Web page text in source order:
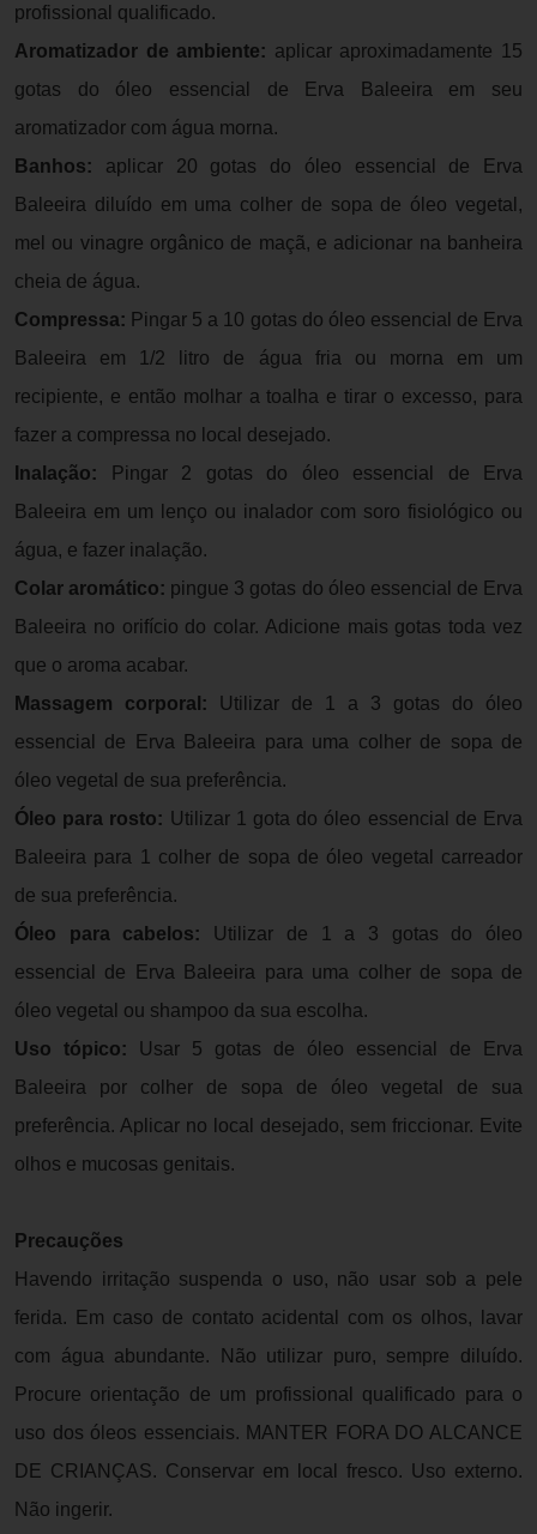
profissional qualificado.
Aromatizador de ambiente: aplicar aproximadamente 15
gotas do óleo essencial de Erva Baleeira em seu
aromatizador com água morna.
Banhos: aplicar 20 gotas do óleo essencial de Erva
Baleeira diluído em uma colher de sopa de óleo vegetal,
mel ou vinagre orgânico de maçã, e adicionar na banheira
cheia de água.
Compressa: Pingar 5 a 10 gotas do óleo essencial de Erva
Baleeira em 1/2 litro de água fria ou morna em um
recipiente, e então molhar a toalha e tirar o excesso, para
fazer a compressa no local desejado.
Inalação: Pingar 2 gotas do óleo essencial de Erva
Baleeira em um lenço ou inalador com soro fisiológico ou
água, e fazer inalação.
Colar aromático: pingue 3 gotas do óleo essencial de Erva
Baleeira no orifício do colar. Adicione mais gotas toda vez
que o aroma acabar.
Massagem corporal: Utilizar de 1 a 3 gotas do óleo
essencial de Erva Baleeira para uma colher de sopa de
óleo vegetal de sua preferência.
Óleo para rosto: Utilizar 1 gota do óleo essencial de Erva
Baleeira para 1 colher de sopa de óleo vegetal carreador
de sua preferência.
Óleo para cabelos: Utilizar de 1 a 3 gotas do óleo
essencial de Erva Baleeira para uma colher de sopa de
óleo vegetal ou shampoo da sua escolha.
Uso tópico: Usar 5 gotas de óleo essencial de Erva
Baleeira por colher de sopa de óleo vegetal de sua
preferência. Aplicar no local desejado, sem friccionar. Evite
olhos e mucosas genitais.
Precauções
Havendo irritação suspenda o uso, não usar sob a pele
ferida. Em caso de contato acidental com os olhos, lavar
com água abundante. Não utilizar puro, sempre diluído.
Procure orientação de um profissional qualificado para o
uso dos óleos essenciais. MANTER FORA DO ALCANCE
DE CRIANÇAS. Conservar em local fresco. Uso externo.
Não ingerir.